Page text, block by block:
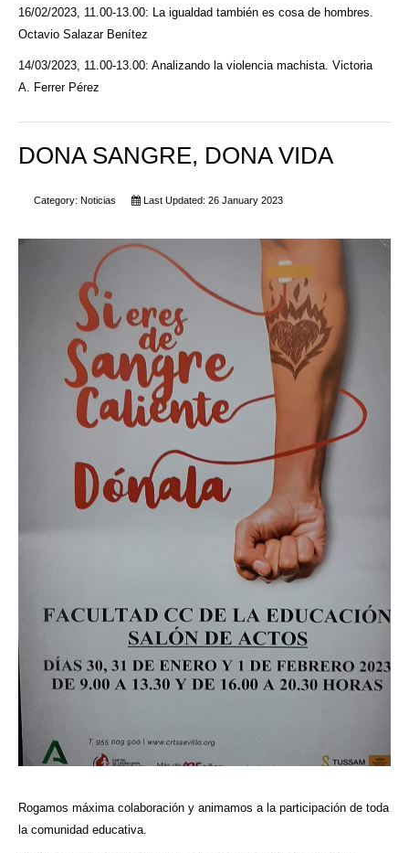
16/02/2023, 11.00-13.00: La igualdad también es cosa de hombres.
Octavio Salazar Benítez
14/03/2023, 11.00-13.00: Analizando la violencia machista. Victoria
A. Ferrer Pérez
DONA SANGRE, DONA VIDA
Category: Noticias Last Updated: 26 January 2023
Rogamos máxima colaboración y animamos a la participación de toda
la comunidad educativa.